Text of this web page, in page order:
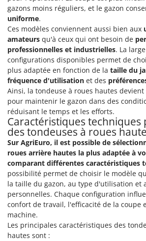
gazons moins réguliers, et le gazon
uniforme.
Ces modèles conviennent aussi bien aux
amateurs qu'à ceux qui ont besoin de
professionnelles et industrielles. La
configurations disponibles permet de
plus adaptée en fonction de la taille du
fréquence d'utilisation et des
Ainsi, la tondeuse à roues hautes
pour maintenir le gazon dans des
réduisant le temps et les efforts.
Caractéristiques techniques
des tondeuses à roues
Sur AgriEuro, il est possible de
roues arrière hautes la plus adaptée à
comparant différentes caractéristiques
possibilité permet de choisir le modèle
la taille du gazon, au type d'utilisation et
personnelles. Chaque configuration
confort de travail, l'efficacité de la coupe
machine.
Les principales caractéristiques des
hautes sont :